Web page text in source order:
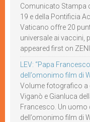
Comunicato Stampa
19 e della Pontificia
Vaticano offre 20
universale ai vaccini,
appeared first on
LEV: “Papa
dell’omonimo film di
Volume fotografico a
Viganò e Gianluca
Francesco. Un uomo
dell’omonimo film di